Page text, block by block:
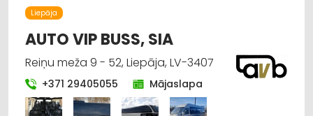
Liepāja
AUTO VIP BUSS, SIA
Reiņu meža 9 - 52, Liepāja, LV-3407
+371 29405055 Mājaslapa